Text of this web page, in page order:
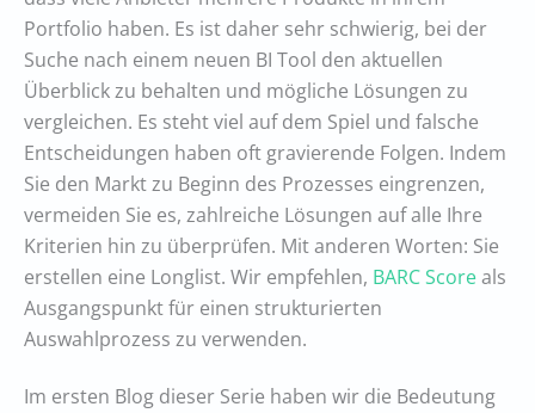
Portfolio haben. Es ist daher sehr schwierig, bei der
Suche nach einem neuen BI Tool den aktuellen
Überblick zu behalten und mögliche Lösungen zu
vergleichen. Es steht viel auf dem Spiel und falsche
Entscheidungen haben oft gravierende Folgen. Indem
Sie den Markt zu Beginn des Prozesses eingrenzen,
vermeiden Sie es, zahlreiche Lösungen auf alle Ihre
Kriterien hin zu überprüfen. Mit anderen Worten: Sie
erstellen eine Longlist. Wir empfehlen, BARC Scoreals
Ausgangspunkt für einen strukturierten
Auswahlprozess zu verwenden.
Im ersten Blog dieser Serie haben wir die Bedeutung